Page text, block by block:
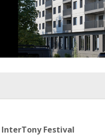
Festival